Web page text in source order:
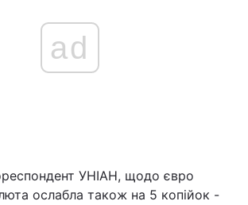
ad
УНІАН, щодо євро
ослабла також на 5 копійок -